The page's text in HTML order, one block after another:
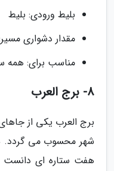
بلیط ورودی: بلیط
مقدار دشواری
مناسب برای: همه
8- برج العرب
برج العرب یکی از
شهر محسوب می گردد.
هفت ستاره ای